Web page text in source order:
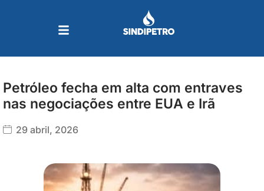
Petróleo fecha em alta com entraves
nas negociações entre EUA e Irã
29 abril, 2026